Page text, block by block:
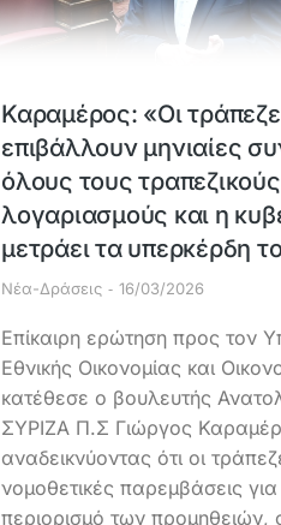
Καραμέρος: «Οι
επιβάλλουν μηνιαίες
όλους τους τραπεζικούς
λογαριασμούς και η
μετράει τα υπερκέρδη
Νέα-Δράσεις 16/03/2026
Επίκαιρη ερώτηση προς τον
Εθνικής Οικονομίας και
κατέθεσε ο βουλευτής
ΣΥΡΙΖΑ Π.Σ Γιώργος
αναδεικνύοντας ότι οι
νομοθετικές παρεμβάσεις
περιορισμό των προμηθειών,